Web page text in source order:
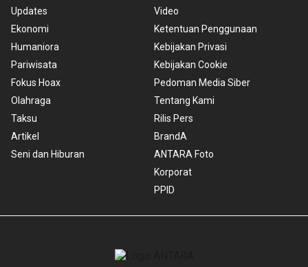
Updates
Ekonomi
Humaniora
Pariwisata
Fokus Hoax
Olahraga
Taksu
Artikel
Seni dan Hiburan
Video
Ketentuan Penggunaan
Kebijakan Privasi
Kebijakan Cookie
Pedoman Media Siber
Tentang Kami
Rilis Pers
BrandA
ANTARA Foto
Korporat
PPID